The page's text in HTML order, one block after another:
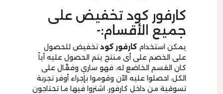
كارفور كود تخفيض على
جميع الأقسام:-
يمكن استخدام كارفور كود تخفيض للحصول
على الخصم على أى منتج يتم الحصول عليه أياً
كان القسم الخاضع له، فهو ساري وفعَّال على
الكل، احصلوا عليه الآن وقوموا بإجراء أوفر تجربة
تسوقية من داخل كارفور، اشتروا فيها ما تحتاجون